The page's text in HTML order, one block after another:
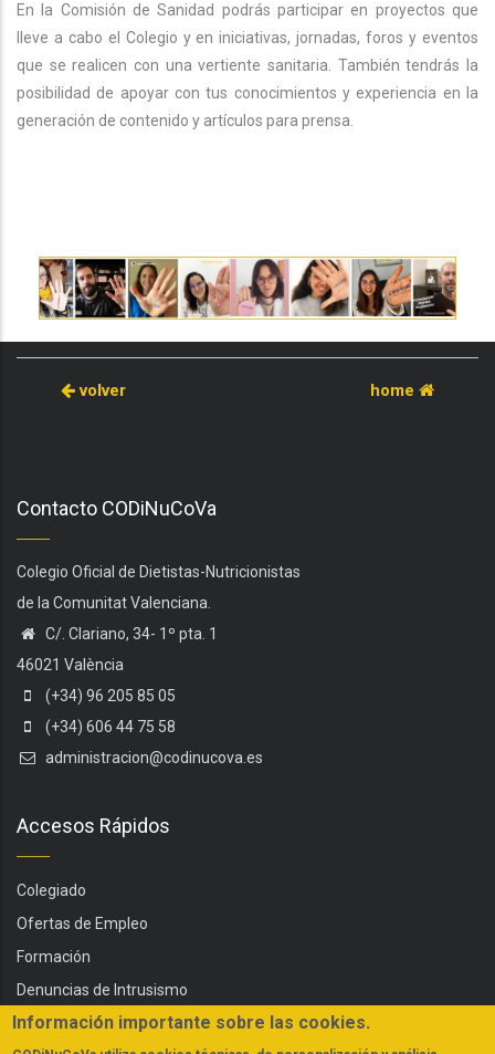
En la Comisión de Sanidad podrás participar en proyectos que
lleve a cabo el Colegio y en iniciativas, jornadas, foros y eventos
que se realicen con una vertiente sanitaria. También tendrás la
posibilidad de apoyar con tus conocimientos y experiencia en la
generación de contenido y artículos para prensa.
volver home
Contacto CODiNuCoVa
Colegio Oficial de Dietistas-Nutricionistas
de la Comunitat Valenciana.
C/. Clariano, 34- 1º pta. 1
46021 València
(+34) 96 205 85 05
(+34) 606 44 75 58
administracion@codinucova.es
Accesos Rápidos
Colegiado
Ofertas de Empleo
Formación
Denuncias de Intrusismo
Servicios
Información importante sobre las cookies.